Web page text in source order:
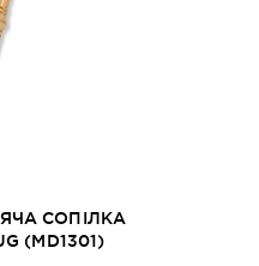
СОПІЛКА
(MD1301)